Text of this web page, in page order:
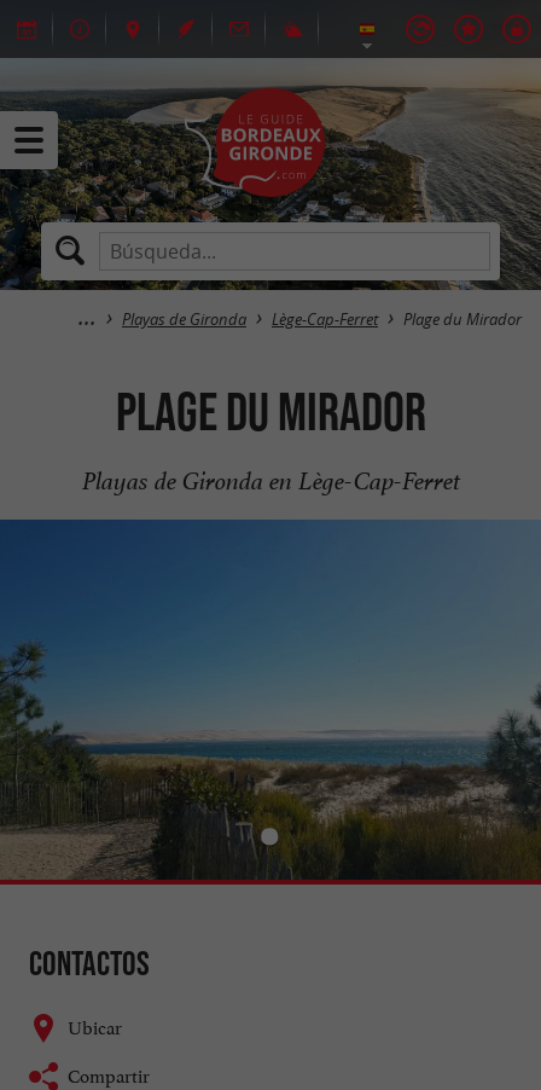
Playas de Gironda Lège-Cap-Ferret Plage du Mirador
Plage du Mirador
Playas de Gironda en Lège-Cap-Ferret
Contactos
Ubicar
Compartir